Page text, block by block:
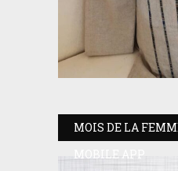
MOIS DE LA
MOBILE APP